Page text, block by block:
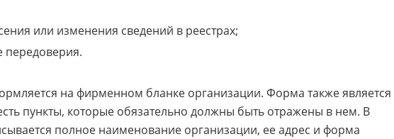
или изменения сведений в реестрах;
передоверия.
на фирменном бланке организации. Форма также является
пункты, которые обязательно должны быть отражены в нем. В
полное наименование организации, ее адрес и форма